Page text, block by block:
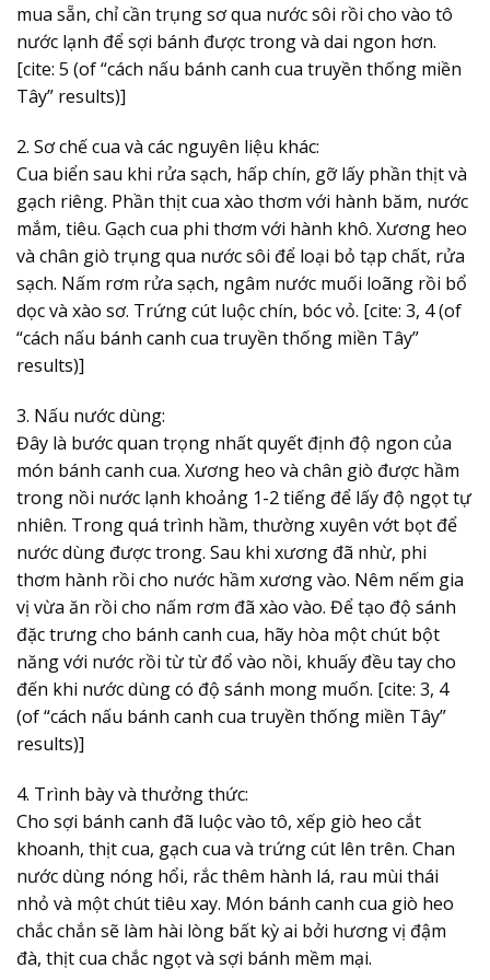
mua sẵn, chỉ cần trụng sơ qua nước sôi rồi cho vào tô
nước lạnh để sợi bánh được trong và dai ngon hơn.
[cite: 5 (of “cách nấu bánh canh cua truyền thống miền
Tây” results)]
2. Sơ chế cua và các nguyên liệu khác:
Cua biển sau khi rửa sạch, hấp chín, gỡ lấy phần thịt và
gạch riêng. Phần thịt cua xào thơm với hành băm, nước
mắm, tiêu. Gạch cua phi thơm với hành khô. Xương heo
và chân giò trụng qua nước sôi để loại bỏ tạp chất, rửa
sạch. Nấm rơm rửa sạch, ngâm nước muối loãng rồi bổ
dọc và xào sơ. Trứng cút luộc chín, bóc vỏ. [cite: 3, 4 (of
“cách nấu bánh canh cua truyền thống miền Tây”
results)]
3. Nấu nước dùng:
Đây là bước quan trọng nhất quyết định độ ngon của
món bánh canh cua. Xương heo và chân giò được hầm
trong nồi nước lạnh khoảng 1-2 tiếng để lấy độ ngọt tự
nhiên. Trong quá trình hầm, thường xuyên vớt bọt để
nước dùng được trong. Sau khi xương đã nhừ, phi
thơm hành rồi cho nước hầm xương vào. Nêm nếm gia
vị vừa ăn rồi cho nấm rơm đã xào vào. Để tạo độ sánh
đặc trưng cho bánh canh cua, hãy hòa một chút bột
năng với nước rồi từ từ đổ vào nồi, khuấy đều tay cho
đến khi nước dùng có độ sánh mong muốn. [cite: 3, 4
(of “cách nấu bánh canh cua truyền thống miền Tây”
results)]
4. Trình bày và thưởng thức:
Cho sợi bánh canh đã luộc vào tô, xếp giò heo cắt
khoanh, thịt cua, gạch cua và trứng cút lên trên. Chan
nước dùng nóng hổi, rắc thêm hành lá, rau mùi thái
nhỏ và một chút tiêu xay. Món bánh canh cua giò heo
chắc chắn sẽ làm hài lòng bất kỳ ai bởi hương vị đậm
đà, thịt cua chắc ngọt và sợi bánh mềm mại.